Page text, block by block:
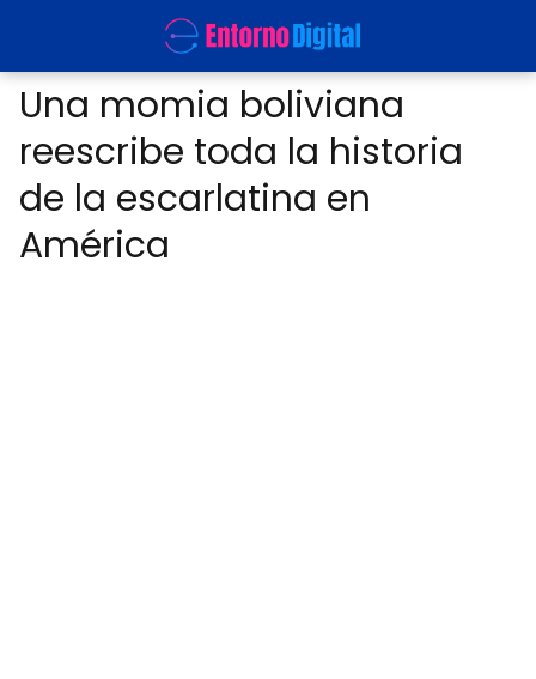
Una momia boliviana
reescribe toda la historia
de la escarlatina en
América